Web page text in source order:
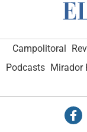
Campolitoral
Podcasts Mirador